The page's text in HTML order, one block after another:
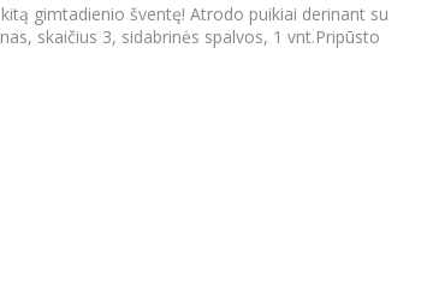
gimtadienio šventę! Atrodo puikiai derinant su
skaičius 3, sidabrinės spalvos, 1 vnt.Pripūsto